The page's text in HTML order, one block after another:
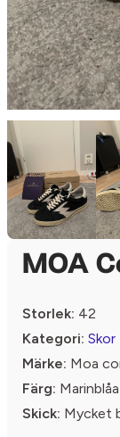
MOA
Storlek: 42
Kategori: Skor
Märke: Moa
Färg: Marinblåa
Skick: Mycket